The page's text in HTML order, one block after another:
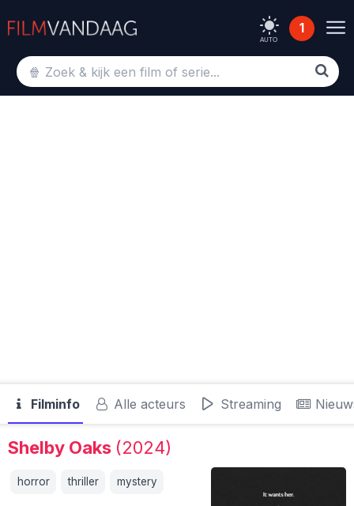
AUTO
1
Filminfo Alle acteurs Streaming
Shelby Oaks (2024)
horror thriller mystery